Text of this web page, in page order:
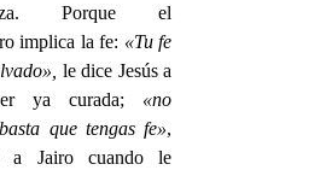
Porque el
implica la fe: «Tu fe
le dice Jesús a
ya curada; «no
que tengas fe»,
a Jairo cuando le